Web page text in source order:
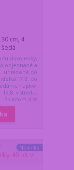
cm, 4
šedá
dovolenky,
objednané a
uhradené do
17.8. do
najskôr
19.8. v stredu.
Skladom 4 ks
Novinka